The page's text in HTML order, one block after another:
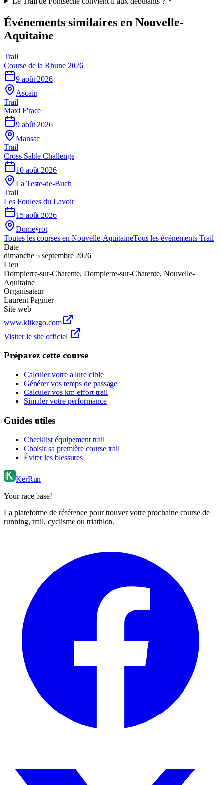
Événements similaires en Nouvelle-
Aquitaine
Trail
Course de la Rhune 2026
9 août 2026
Ascain
Trail
Maxi F'race
9 août 2026
Mansac
Trail
Cross Sable Challenge
10 août 2026
La Teste-de-Buch
Trail
Les Foulees du Lavoir
15 août 2026
Domeyrot
Toutes les courses en Nouvelle-AquitaineTous les événements Trail
Date
dimanche 6 septembre 2026
Lieu
Dompierre-sur-Charente, Dompierre-sur-Charente, Nouvelle-
Aquitaine
Organisateur
Laurent Pagnier
Site web
www.klikego.com
Visiter le site officiel
Préparez cette course
Calculer votre allure cible
Générer vos temps de passage
Calculer vos km-effort trail
Simuler votre performance
Guides utiles
Checklist équipement trail
Choisir sa première course trail
Éviter les blessures
KerRun
Your race base!
La plateforme de référence pour trouver votre prochaine course de
running, trail, cyclisme ou triathlon.